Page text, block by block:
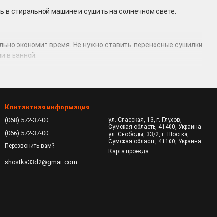
в стиральной машине и сушить на солнечном свете.
экономит время. Не нужно ставить переносные сушилки
в ванной.
и затем выдувается. Требует подключения к системе
Контактная информация
(068) 572-37-00
(066) 572-37-00
Перезвонить вам?
shostka33d2@gmail.com
ул. Спасская, 13, г. Глухов,
Сумская область, 41400, Украина
ул. Свободы, 33/2, г. Шостка,
Сумская область, 41100, Украина
Карта проезда